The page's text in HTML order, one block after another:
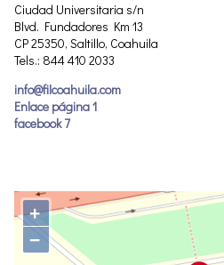
Ciudad Universitaria s/n
Blvd. Fundadores Km 13
CP 25350, Saltillo, Coahuila
Tels.: 844 410 2033
info@filcoahuila.com
Enlace página 1
facebook 7
+
−